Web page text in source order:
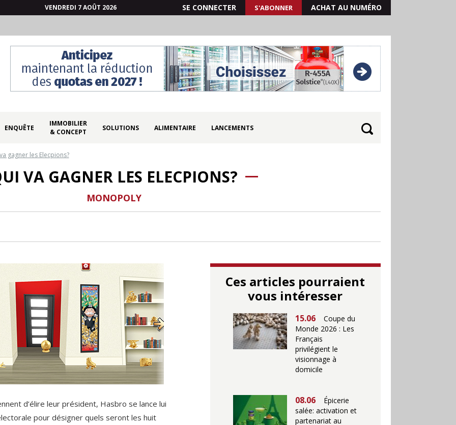
VENDREDI 7 AOÛT 2026 SE CONNECTER S'ABONNER ACHAT AU NUMÉRO
ENQUÊTE
IMMOBILIER
& CONCEPT
SOLUTIONS ALIMENTAIRE LANCEMENTS
gagner les Elecpions?
VA GAGNER LES ELECPIONS?
MONOPOLY
d’élire leur président, Hasbro se lance lui
pour désigner quels seront les huit
Ces articles pourraient
vous intéresser
15.06
Coupe du
Monde 2026 : Les
Français
privilégient le
visionnage à
domicile
08.06
Épicerie
salée: activation et
partenariat au